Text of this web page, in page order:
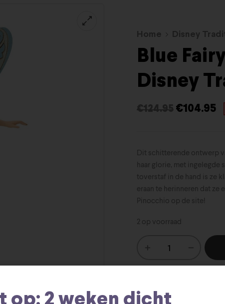
Home Disney
Blue
Disney
€124.95 €104.95
Dit schitterende ontwerp
haar glorie, met ingelegde
toverstaf in de hand is ze
eraan te herinneren dat ze
Pinocchio op de site!
2 op voorraad
SKU: 028399484423